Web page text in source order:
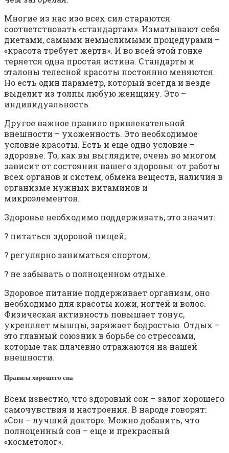
Многие из нас изо всех сил стараются
соответствовать «стандартам». Изматывают себя
диетами, самыми немыслимыми процедурами –
«красота требует жертв». И во всей этой гонке
теряется одна простая истина. Стандарты и
эталоны телесной красоты постоянно меняются.
Но есть один параметр, который всегда и везде
выделит из толпы любую женщину. Это –
индивидуальность.
Другое важное правило привлекательной
внешности – ухоженность. Это необходимое
условие красоты. Есть и еще одно условие –
здоровье. То, как вы выглядите, очень во многом
зависит от состояния вашего здоровья: от работы
всех органов и систем, обмена веществ, наличия в
организме нужных витаминов и
микроэлементов.
Здоровье необходимо поддерживать, это значит:
? питаться здоровой пищей;
? регулярно заниматься спортом;
? не забывать о полноценном отдыхе.
Здоровое питание поддерживает организм, оно
необходимо для красоты кожи, ногтей и волос.
Физическая активность повышает тонус,
укрепляет мышцы, заряжает бодростью. Отдых –
это главный союзник в борьбе со стрессами,
которые так плачевно отражаются на нашей
внешности.
Правила хорошего сна
Всем известно, что здоровый сон – залог хорошего
самочувствия и настроения. В народе говорят:
«Сон – лучший доктор». Можно добавить, что
полноценный сон – еще и прекрасный
«косметолог».